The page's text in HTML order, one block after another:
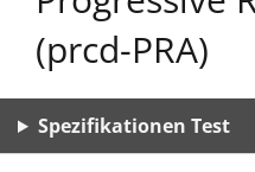
(prcd-PRA)
Spezifikationen Test